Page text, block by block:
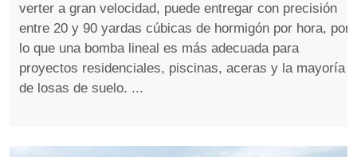
verter a gran velocidad, puede entregar con precisión
entre 20 y 90 yardas cúbicas de hormigón por hora, por
lo que una bomba lineal es más adecuada para
proyectos residenciales, piscinas, aceras y la mayoría
de losas de suelo. ...